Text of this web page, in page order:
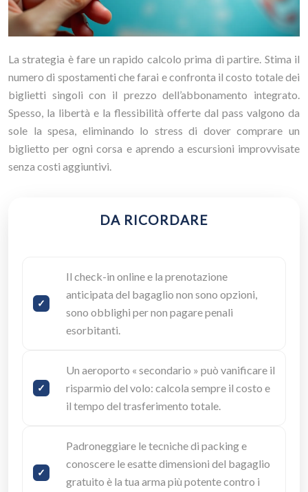
La strategia è fare un rapido calcolo prima di partire. Stima il
numero di spostamenti che farai e confronta il costo totale dei
biglietti singoli con il prezzo dell’abbonamento integrato.
Spesso, la libertà e la flessibilità offerte dal pass valgono da
sole la spesa, eliminando lo stress di dover comprare un
biglietto per ogni corsa e aprendo a escursioni improvvisate
senza costi aggiuntivi.
DA RICORDARE
Il check-in online e la prenotazione
anticipata del bagaglio non sono opzioni,
sono obblighi per non pagare penali
esorbitanti.
Un aeroporto « secondario » può vanificare il
risparmio del volo: calcola sempre il costo e
il tempo del trasferimento totale.
Padroneggiare le tecniche di packing e
conoscere le esatte dimensioni del bagaglio
gratuito è la tua arma più potente contro i